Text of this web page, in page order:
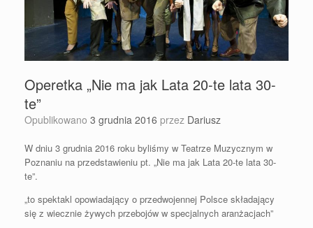
Operetka „Nie ma jak Lata 20-te lata 30-
te”
Opublikowano 3 grudnia 2016 przez Dariusz
W dniu 3 grudnia 2016 roku byliśmy w Teatrze Muzycznym w
Poznaniu na przedstawieniu pt. „Nie ma jak Lata 20-te lata 30-
te”.
„to spektakl opowiadający o przedwojennej Polsce składający
się z wiecznie żywych przebojów w specjalnych aranżacjach”